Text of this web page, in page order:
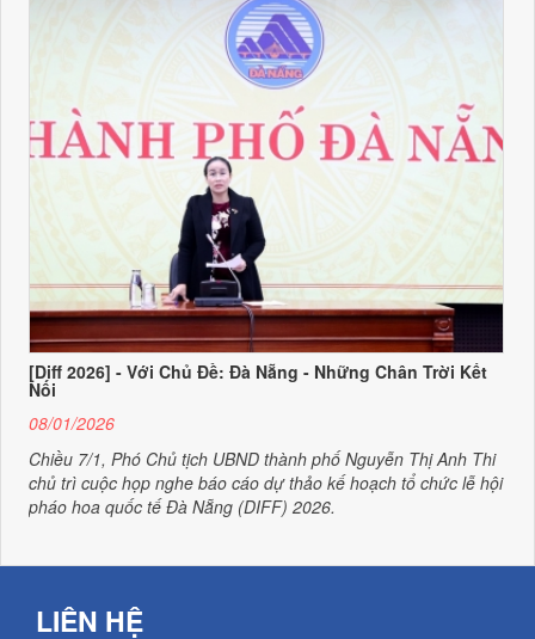
[Diff 2026] - Với Chủ Đề: Đà Nẵng - Những Chân Trời Kết
Nối
08/01/2026
Chiều 7/1, Phó Chủ tịch UBND thành phố Nguyễn Thị Anh Thi
chủ trì cuộc họp nghe báo cáo dự thảo kế hoạch tổ chức lễ hội
pháo hoa quốc tế Đà Nẵng (DIFF) 2026.
LIÊN HỆ